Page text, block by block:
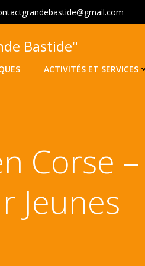
Bastide"
ACTIVITÉS ET SERVICES
Corse –
Jeunes